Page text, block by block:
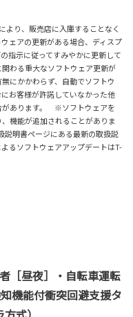
り、販売店に入庫することなく
ェアの更新がある場合、ディスプ
指示に従ってすみやかに更新して
わる重大なソフトウェア更新が
にかかわらず、自動でソフトウ
お客様が許諾していなかった他
があります。 ※ソフトウェアを
機能が追加されることがありま
明書ページにある最新の取扱説
るソフトウェアアップデートはT-
［昼夜］・自転車運転
機能付衝突回避支援タ